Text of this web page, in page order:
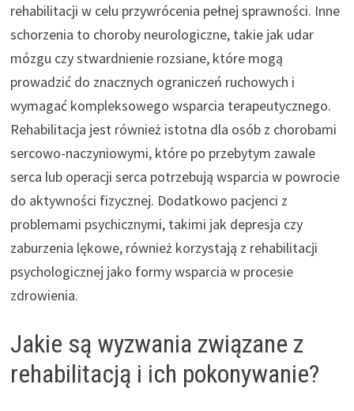
rehabilitacji w celu przywrócenia pełnej sprawności. Inne
schorzenia to choroby neurologiczne, takie jak udar
mózgu czy stwardnienie rozsiane, które mogą
prowadzić do znacznych ograniczeń ruchowych i
wymagać kompleksowego wsparcia terapeutycznego.
Rehabilitacja jest również istotna dla osób z chorobami
sercowo-naczyniowymi, które po przebytym zawale
serca lub operacji serca potrzebują wsparcia w powrocie
do aktywności fizycznej. Dodatkowo pacjenci z
problemami psychicznymi, takimi jak depresja czy
zaburzenia lękowe, również korzystają z rehabilitacji
psychologicznej jako formy wsparcia w procesie
zdrowienia.
Jakie są wyzwania związane z
rehabilitacją i ich pokonywanie?